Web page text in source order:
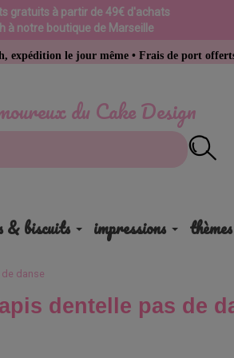
gratuits à partir de 49€ d'achats
à notre boutique de Marseille
du Cake Design
le jour même • Frais de port offerts dès 49 €
& biscuits impressions thèmes
danse
dentelle pas de